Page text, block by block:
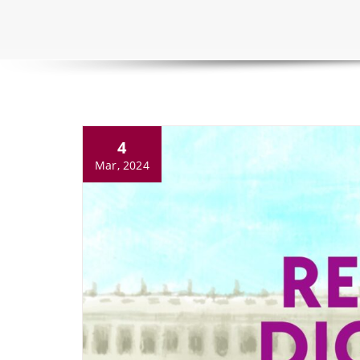
4
Mar, 2024